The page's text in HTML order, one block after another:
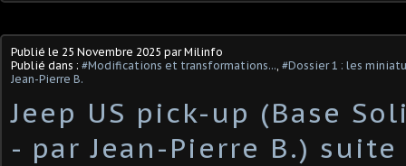
Publié le 25 Novembre 2025 par Milinfo
Publié dans : #Modifications et transformations..., #Dossier 1 : les
Jean-Pierre B.
Jeep US pick-up (Base
- par Jean-Pierre B.)